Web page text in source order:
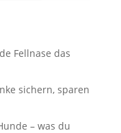
Fellnase das
sichern, sparen
– was du